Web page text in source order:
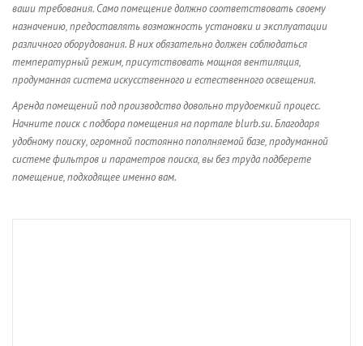
ваши требования. Само помещение должно соответствовать своему
назначению, предоставлять возможность установки и эксплуатации
различного оборудования. В них обязательно должен соблюдаться
температурный режим, присутствовать мощная вентиляция,
продуманная система искусственного и естественного освещения.
Аренда помещений под производство довольно трудоемкий процесс.
Начните поиск с подбора помещения на портале blurb.su. Благодаря
удобному поиску, огромной постоянно пополняемой базе, продуманной
системе фильтров и параметров поиска, вы без труда подберете
помещение, подходящее именно вам.